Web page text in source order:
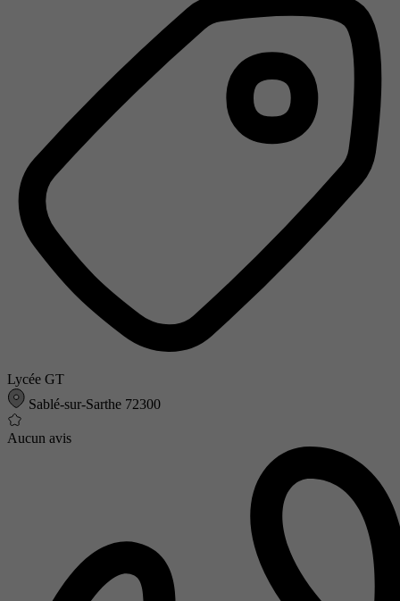
Lycée GT
Sablé-sur-Sarthe 72300
Aucun avis